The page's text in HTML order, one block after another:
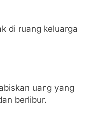
di ruang keluarga
uang yang
berlibur.